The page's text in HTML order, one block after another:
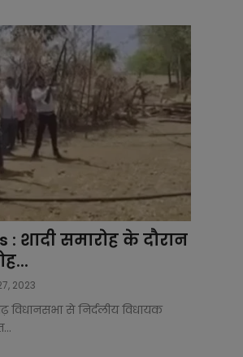
: शादी समारोह के दौरान
2023
से निर्दलीय विधायक